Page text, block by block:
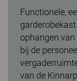
Functionele,
ophangen
bij de
van de